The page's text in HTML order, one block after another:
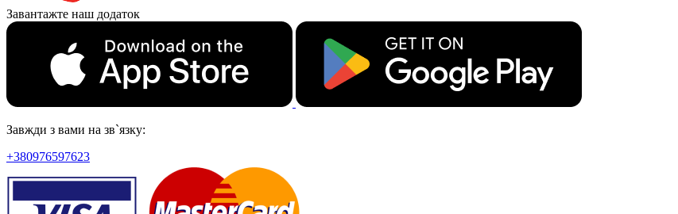
Завантажте наш додаток
Завжди з вами на зв`язку:
+380976597623